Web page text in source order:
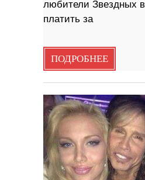
любители Звездных
платить за
ПОДРОБНЕЕ